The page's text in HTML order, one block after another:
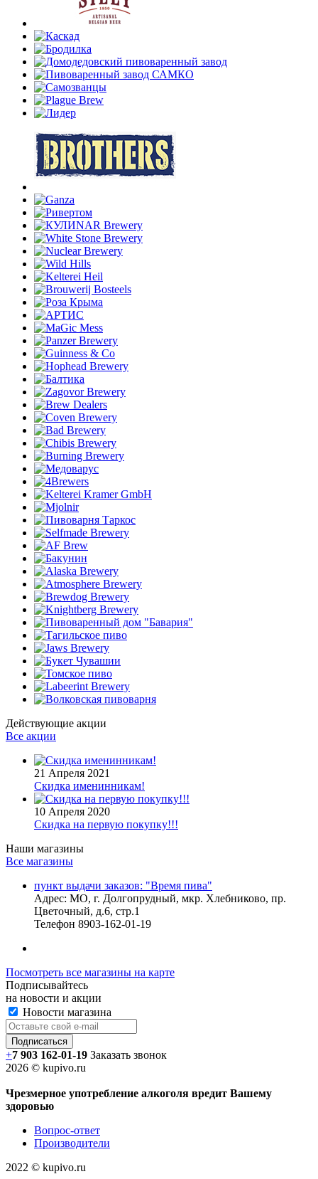
Действующие акции
Все акции
21 Апреля 2021
Скидка именинникам!
10 Апреля 2020
Скидка на первую покупку!!!
Наши магазины
Все магазины
пункт выдачи заказов: "Время пива"
Адрес: МО, г. Долгопрудный, мкр. Хлебниково, пр.
Цветочный, д.6, стр.1
Телефон 8903-162-01-19
Посмотреть все магазины на карте
Подписывайтесь
на новости и акции
Новости магазина
+7 903 162-01-19 Заказать звонок
2026 © kupivo.ru
Чрезмерное употребление алкоголя вредит Вашему
здоровью
Вопрос-ответ
Производители
2022 ©️ kupivo.ru